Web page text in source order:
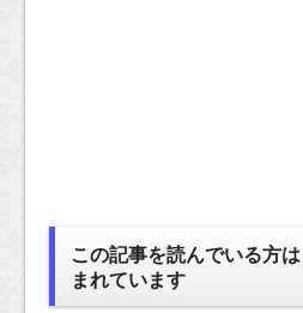
この記事を読んでいる方
まれています